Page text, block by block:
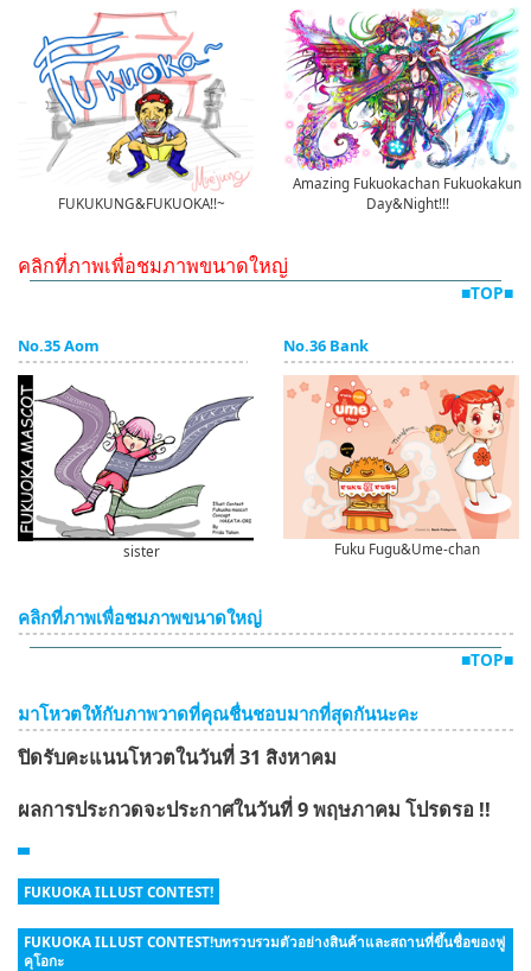
FUKUKUNG&FUKUOKA!!~
Amazing Fukuokachan Fukuokakun
Day&Night!!!
คลิกที่ภาพเพื่อชมภาพขนาดใหญ่
■TOP■
No.35 Aom
sister
No.36 Bank
Fuku Fugu&Ume-chan
คลิกที่ภาพเพื่อชมภาพขนาดใหญ่
■TOP■
มาโหวตให้กับภาพวาดที่คุณชื่นชอบมากที่สุดกันนะคะ
ปิดรับคะแนนโหวตในวันที่ 31 สิงหาคม
ผลการประกวดจะประกาศในวันที่ 9 พฤษภาคม โปรดรอ !!
FUKUOKA ILLUST CONTEST!
FUKUOKA ILLUST CONTEST!บทรวบรวมตัวอย่างสินค้าและสถานที่ขึ้นชื่อของฟู
คุโอกะ